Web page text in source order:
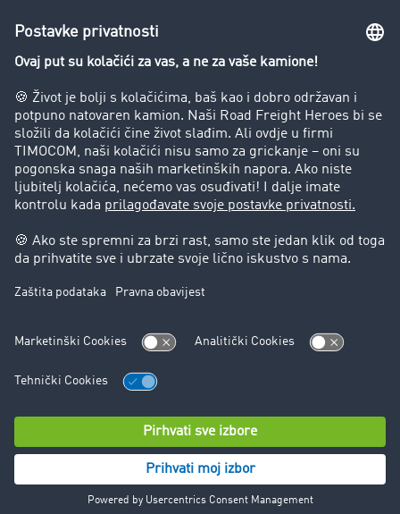
Preduzeće
Success Stories
Korisnici preporučuju korisnike
Blog
Zabrane vožnje za kamione
Pravni
Impresum
Cookie Podešavanja
© TIMOCOM GmbH 2026. Sva prava zadržana.